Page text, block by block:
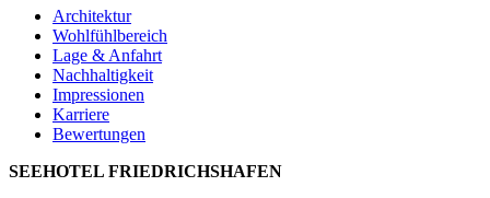
Architektur
Wohlfühlbereich
Lage & Anfahrt
Nachhaltigkeit
Impressionen
Karriere
Bewertungen
SEEHOTEL FRIEDRICHSHAFEN